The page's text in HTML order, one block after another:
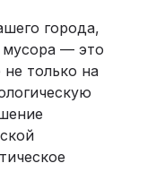
города,
мусора — это
только на